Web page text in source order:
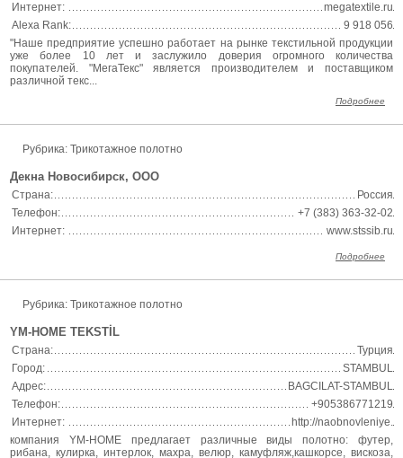
Интернет:
megatextile.ru
Alexa Rank:
9 918 056
"Наше предприятие успешно работает на рынке текстильной продукции
уже более 10 лет и заслужило доверия огромного количества
покупателей. "МегаТекс" является производителем и поставщиком
различной текс...
Подробнее
Рубрика: Трикотажное полотно
Декна Новосибирск, ООО
Страна:
Россия
Телефон:
+7 (383) 363-32-02
Интернет:
www.stssib.ru
Подробнее
Рубрика: Трикотажное полотно
YM-HOME TEKSTİL
Страна:
Турция
Город:
STAMBUL
Адрес:
BAGCILAT-STAMBUL
Телефон:
+905386771219
Интернет:
http://naobnovleniye.
компания YM-HOME предлагает различные виды полотно: футер,
рибана, кулирка, интерлок, махра, велюр, камуфляж,кашкорсе, вискоза,